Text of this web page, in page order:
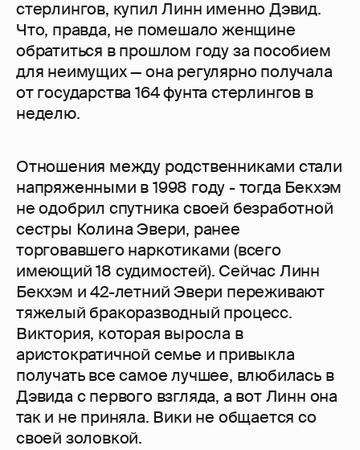
стерлингов, купил Линн именно Дэвид.
Что, правда, не помешало женщине
обратиться в прошлом году за пособием
для неимущих — она регулярно получала
от государства 164 фунта стерлингов в
неделю.
Отношения между родственниками стали
напряженными в 1998 году - тогда Бекхэм
не одобрил спутника своей безработной
сестры Колина Эвери, ранее
торговавшего наркотиками (всего
имеющий 18 судимостей). Сейчас Линн
Бекхэм и 42-летний Эвери переживают
тяжелый бракоразводный процесс.
Виктория, которая выросла в
аристократичной семье и привыкла
получать все самое лучшее, влюбилась в
Дэвида с первого взгляда, а вот Линн она
так и не приняла. Вики не общается со
своей золовкой.